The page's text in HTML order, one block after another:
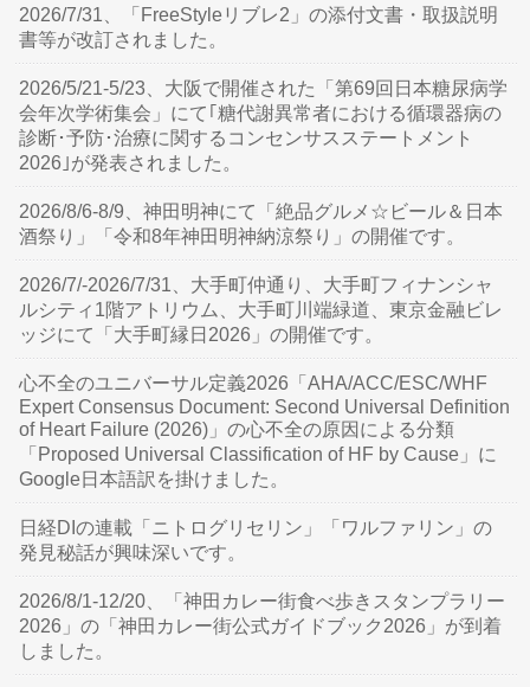
2026/7/31、「FreeStyleリブレ2」の添付文書・取扱説明
書等が改訂されました。
2026/5/21-5/23、大阪で開催された「第69回日本糖尿病学
会年次学術集会」にて｢糖代謝異常者における循環器病の
診断･予防･治療に関するコンセンサスステートメント
2026｣が発表されました。
2026/8/6-8/9、神田明神にて「絶品グルメ☆ビール＆日本
酒祭り」「令和8年神田明神納涼祭り」の開催です。
2026/7/-2026/7/31、大手町仲通り、大手町フィナンシャ
ルシティ1階アトリウム、大手町川端緑道、東京金融ビレ
ッジにて「大手町縁日2026」の開催です。
心不全のユニバーサル定義2026「AHA/ACC/ESC/WHF
Expert Consensus Document: Second Universal Definition
of Heart Failure (2026)」の心不全の原因による分類
「Proposed Universal Classification of HF by Cause」に
Google日本語訳を掛けました。
日経DIの連載「ニトログリセリン」「ワルファリン」の
発見秘話が興味深いです。
2026/8/1-12/20、「神田カレー街食べ歩きスタンプラリー
2026」の「神田カレー街公式ガイドブック2026」が到着
しました。